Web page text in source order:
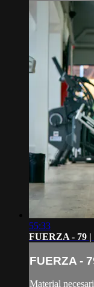
55:33
FUERZA - 79 |
FUERZA -
Material